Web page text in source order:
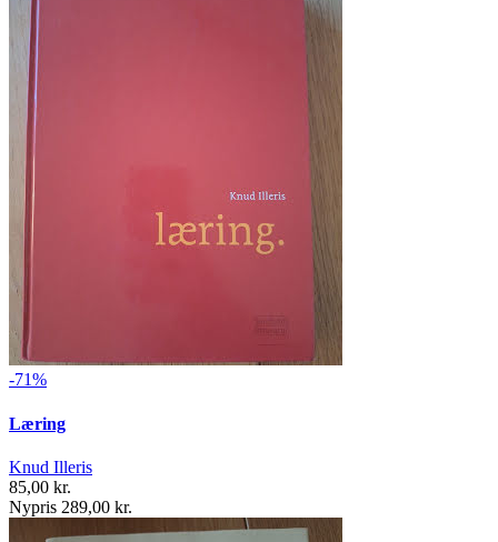
-71%
Læring
Knud Illeris
85,00 kr.
Nypris 289,00 kr.